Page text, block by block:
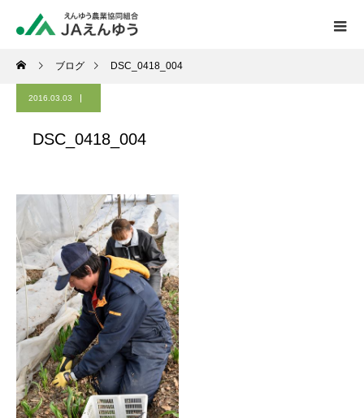
ブログ DSC_0418_004
2016.03.03
DSC_0418_004